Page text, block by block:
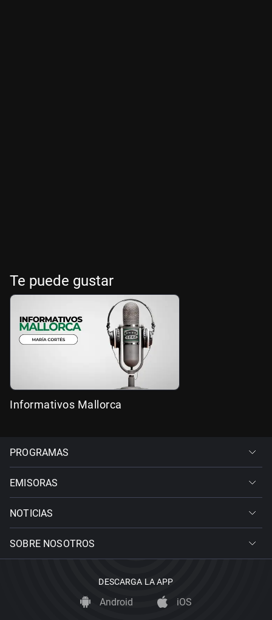
Te puede gustar
Informativos Mallorca
PROGRAMAS
EMISORAS
NOTICIAS
SOBRE NOSOTROS
DESCARGA LA APP
Android iOS